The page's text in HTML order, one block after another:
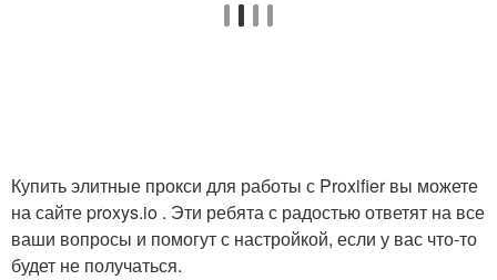
Купить элитные прокси для работы с Proxifier вы можете
на сайте proxys.io . Эти ребята с радостью ответят на все
ваши вопросы и помогут с настройкой, если у вас что-то
будет не получаться.